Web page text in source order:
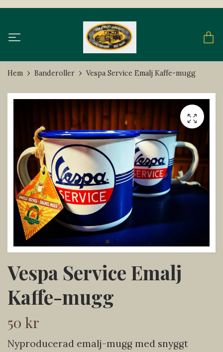
Hem Banderoller Vespa Service Emalj Kaffe-mugg
Vespa Service Emalj
Kaffe-mugg
50 kr
Nyproducerad emalj-mugg med snyggt